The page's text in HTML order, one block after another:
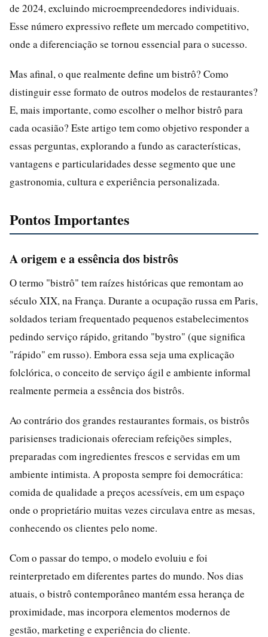
de 2024, excluindo microempreendedores individuais.
Esse número expressivo reflete um mercado competitivo,
onde a diferenciação se tornou essencial para o sucesso.
Mas afinal, o que realmente define um bistrô? Como
distinguir esse formato de outros modelos de restaurantes?
E, mais importante, como escolher o melhor bistrô para
cada ocasião? Este artigo tem como objetivo responder a
essas perguntas, explorando a fundo as características,
vantagens e particularidades desse segmento que une
gastronomia, cultura e experiência personalizada.
Pontos Importantes
A origem e a essência dos bistrôs
O termo "bistrô" tem raízes históricas que remontam ao
século XIX, na França. Durante a ocupação russa em Paris,
soldados teriam frequentado pequenos estabelecimentos
pedindo serviço rápido, gritando "bystro" (que significa
"rápido" em russo). Embora essa seja uma explicação
folclórica, o conceito de serviço ágil e ambiente informal
realmente permeia a essência dos bistrôs.
Ao contrário dos grandes restaurantes formais, os bistrôs
parisienses tradicionais ofereciam refeições simples,
preparadas com ingredientes frescos e servidas em um
ambiente intimista. A proposta sempre foi democrática:
comida de qualidade a preços acessíveis, em um espaço
onde o proprietário muitas vezes circulava entre as mesas,
conhecendo os clientes pelo nome.
Com o passar do tempo, o modelo evoluiu e foi
reinterpretado em diferentes partes do mundo. Nos dias
atuais, o bistrô contemporâneo mantém essa herança de
proximidade, mas incorpora elementos modernos de
gestão, marketing e experiência do cliente.